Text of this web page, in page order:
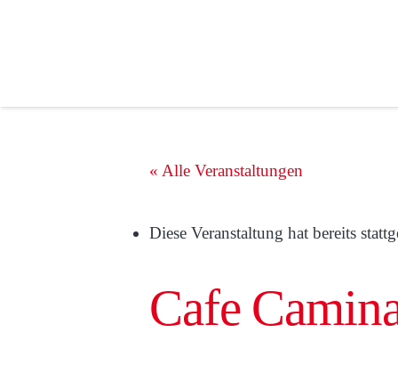
« Alle Veranstaltungen
Diese Veranstaltung hat bereits
Cafe